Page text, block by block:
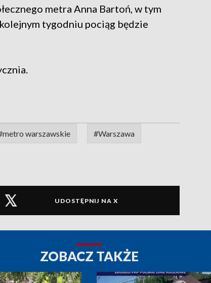
metra Anna Bartoń, w tym
tygodniu pociąg będzie
warszawskie #Warszawa
UDOSTĘPNIJ NA X
ZOBACZ TAKŻE